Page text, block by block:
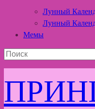
Лунный
Лунный
Мемы